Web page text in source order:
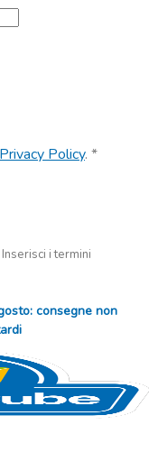
Privacy Policy. *
Inserisci i termini
consegne non